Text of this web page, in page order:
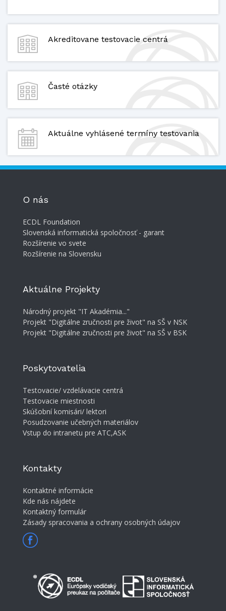
Akreditovane testovacie centrá
Časté otázky
Aktuálne vyhlásené termíny testovania
O nás
ECDL Foundation
Slovenská informatická spoločnosť - garant
Rozšírenie vo svete
Rozšírenie na Slovensku
Aktuálne Projekty
Národný projekt "IT Akadémia..."
Projekt "Digitálne zručnosti pre život" na SŠ v NSK
Projekt "Digitálne zručnosti pre život" na SŠ v BSK
Poskytovatelia
Testovacie/ vzdelávacie centrá
Testovacie miestnosti
Skúšobní komisári/ lektori
Posudzovanie učebných materiálov
Vstup do intranetu pre ATC,ASK
Kontakty
Kontaktné informácie
Kde nás nájdete
Kontaktný formulár
Zásady spracovania a ochrany osobných údajov